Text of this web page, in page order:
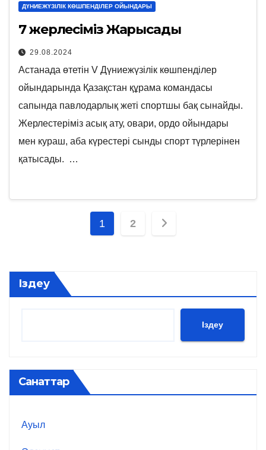
ДҮНИЕЖҮЗІЛІК КӨШПЕНДІЛЕР ОЙЫНДАРЫ
7 жерлесіміз Жарысады
29.08.2024
Астанада өтетін V Дүниежүзілік көшпенділер
ойындарында Қазақстан құрама командасы
сапында павлодарлық жеті спортшы бақ сынайды.
Жерлестеріміз асық ату, овари, ордо ойындары
мен кураш, аба күрестері сынды спорт түрлерінен
қатысады. …
Posts
1 2
Іздеу
Іздеу
Санаттар
Ауыл